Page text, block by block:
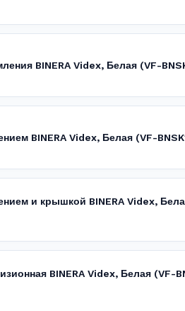
BINERA Videx, Белая (VF-
BINERA Videx, Белая (VF-
и крышкой BINERA Videx,
BINERA Videx, Белая (VF-